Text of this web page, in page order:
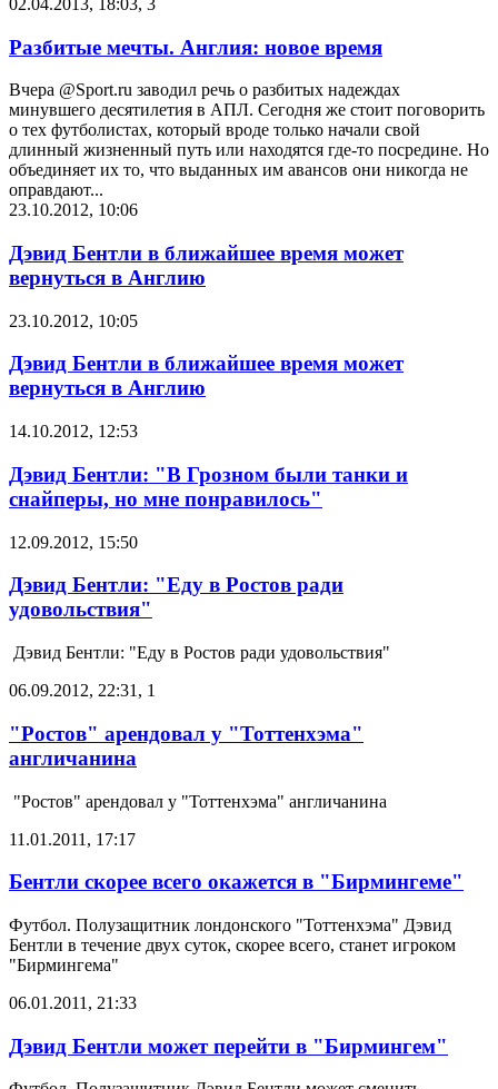
Разбитые мечты. Англия: новое время
Вчера @Sport.ru заводил речь о разбитых надеждах
минувшего десятилетия в АПЛ. Сегодня же стоит поговорить
о тех футболистах, который вроде только начали свой
длинный жизненный путь или находятся где-то посредине. Но
объединяет их то, что выданных им авансов они никогда не
оправдают...
23.10.2012, 10:06
Дэвид Бентли в ближайшее время может
вернуться в Англию
23.10.2012, 10:05
Дэвид Бентли в ближайшее время может
вернуться в Англию
14.10.2012, 12:53
Дэвид Бентли: "В Грозном были танки и
снайперы, но мне понравилось"
12.09.2012, 15:50
Дэвид Бентли: "Еду в Ростов ради
удовольствия"
Дэвид Бентли: "Еду в Ростов ради удовольствия"
06.09.2012, 22:31 , 1
"Ростов" арендовал у "Тоттенхэма"
англичанина
"Ростов" арендовал у "Тоттенхэма" англичанина
11.01.2011, 17:17
Бентли скорее всего окажется в "Бирмингеме"
Футбол. Полузащитник лондонского "Тоттенхэма" Дэвид
Бентли в течение двух суток, скорее всего, станет игроком
"Бирмингема"
06.01.2011, 21:33
Дэвид Бентли может перейти в "Бирмингем"